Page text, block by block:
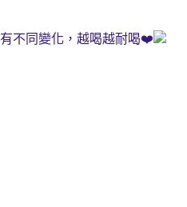
不同變化，越喝越耐喝❤️